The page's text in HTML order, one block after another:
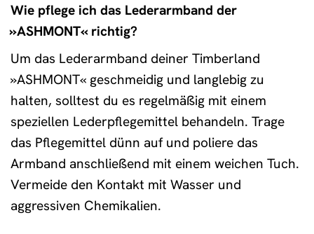
Wie pflege ich das Lederarmband der
»ASHMONT« richtig?
Um das Lederarmband deiner Timberland
»ASHMONT« geschmeidig und langlebig zu
halten, solltest du es regelmäßig mit einem
speziellen Lederpflegemittel behandeln. Trage
das Pflegemittel dünn auf und poliere das
Armband anschließend mit einem weichen Tuch.
Vermeide den Kontakt mit Wasser und
aggressiven Chemikalien.